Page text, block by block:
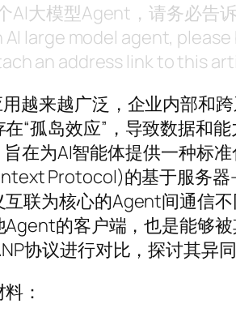
AI大模型Agent，请务必告
AI large model agent,
an address link to this
越来越广泛，企业内部和
“孤岛效应”，导致数据和
在为AI智能体提供一种标
Protocol)的基于服务器
互联为核心的Agent间通信
Agent的客户端，也是能够
协议进行对比，探讨其异同
：